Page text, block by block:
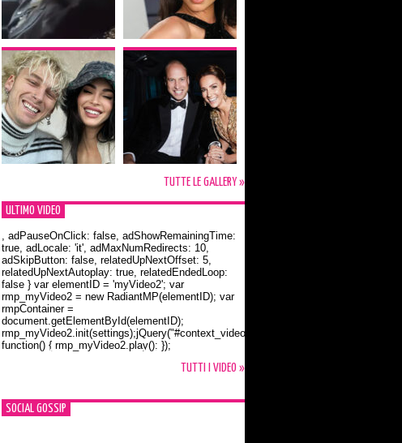
TUTTE LE GALLERY »
ULTIMO VIDEO
Orlando Bloom e la t-shirt dedicata a Flynn
, adPauseOnClick: false, adShowRemainingTime:
true, adLocale: 'it', adMaxNumRedirects: 10,
adSkipButton: false, relatedUpNextOffset: 5,
relatedUpNextAutoplay: true, relatedEndedLoop:
false } var elementID = 'myVideo2'; var
rmp_myVideo2 = new RadiantMP(elementID); var
rmpContainer =
document.getElementById(elementID);
rmp_myVideo2.init(settings);jQuery("#context_video2").one("mouseover",
function() { rmp_myVideo2.play(); });
TUTTI I VIDEO »
SOCIAL GOSSIP